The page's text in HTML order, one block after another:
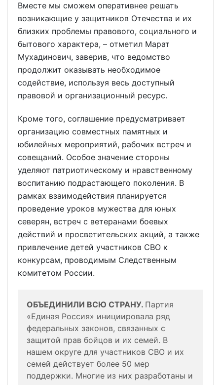
Вместе мы сможем оперативнее решать
возникающие у защитников Отечества и их
близких проблемы правового, социального и
бытового характера, – отметил Марат
Мухадинович, заверив, что ведомство
продолжит оказывать необходимое
содействие, используя весь доступный
правовой и организационный ресурс.
Кроме того, соглашение предусматривает
организацию совместных памятных и
юбилейных мероприятий, рабочих встреч и
совещаний. Особое значение стороны
уделяют патриотическому и нравственному
воспитанию подрастающего поколения. В
рамках взаимодействия планируется
проведение уроков мужества для юных
северян, встреч с ветеранами боевых
действий и просветительских акций, а также
привлечение детей участников СВО к
конкурсам, проводимым Следственным
комитетом России.
ОБЪЕДИНИЛИ ВСЮ СТРАНУ. Партия
«Единая Россия» инициировала ряд
федеральных законов, связанных с
защитой прав бойцов и их семей. В
нашем округе для участников СВО и их
семей действует более 50 мер
поддержки. Многие из них разработаны и